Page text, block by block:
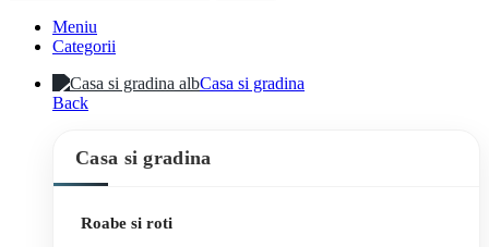
Meniu
Categorii
Casa si gradina
Back
Casa si gradina
Roabe si roti